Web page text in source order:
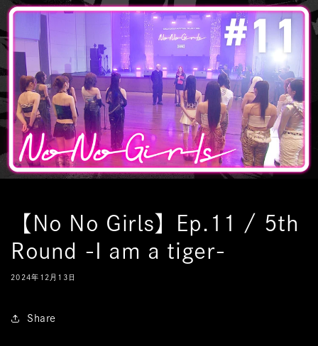
コンテ
ンツに
進む
【No No Girls】Ep.11 / 5th
Round -I am a tiger-
2024年12月13日
Share